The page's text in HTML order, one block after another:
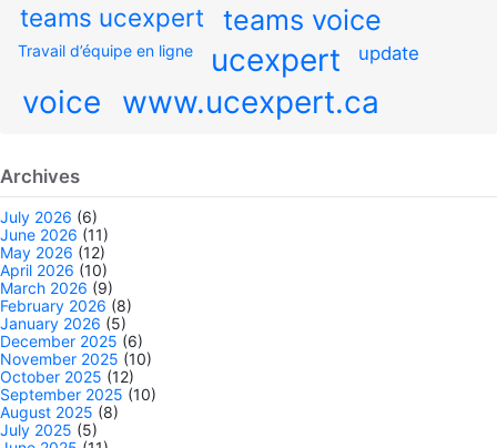
teams ucexpert
teams voice
Travail d’équipe en ligne ucexpert update
voice www.ucexpert.ca
Archives
July 2026 (6)
June 2026 (11)
May 2026 (12)
April 2026 (10)
March 2026 (9)
February 2026 (8)
January 2026 (5)
December 2025 (6)
November 2025 (10)
October 2025 (12)
September 2025 (10)
August 2025 (8)
July 2025 (5)